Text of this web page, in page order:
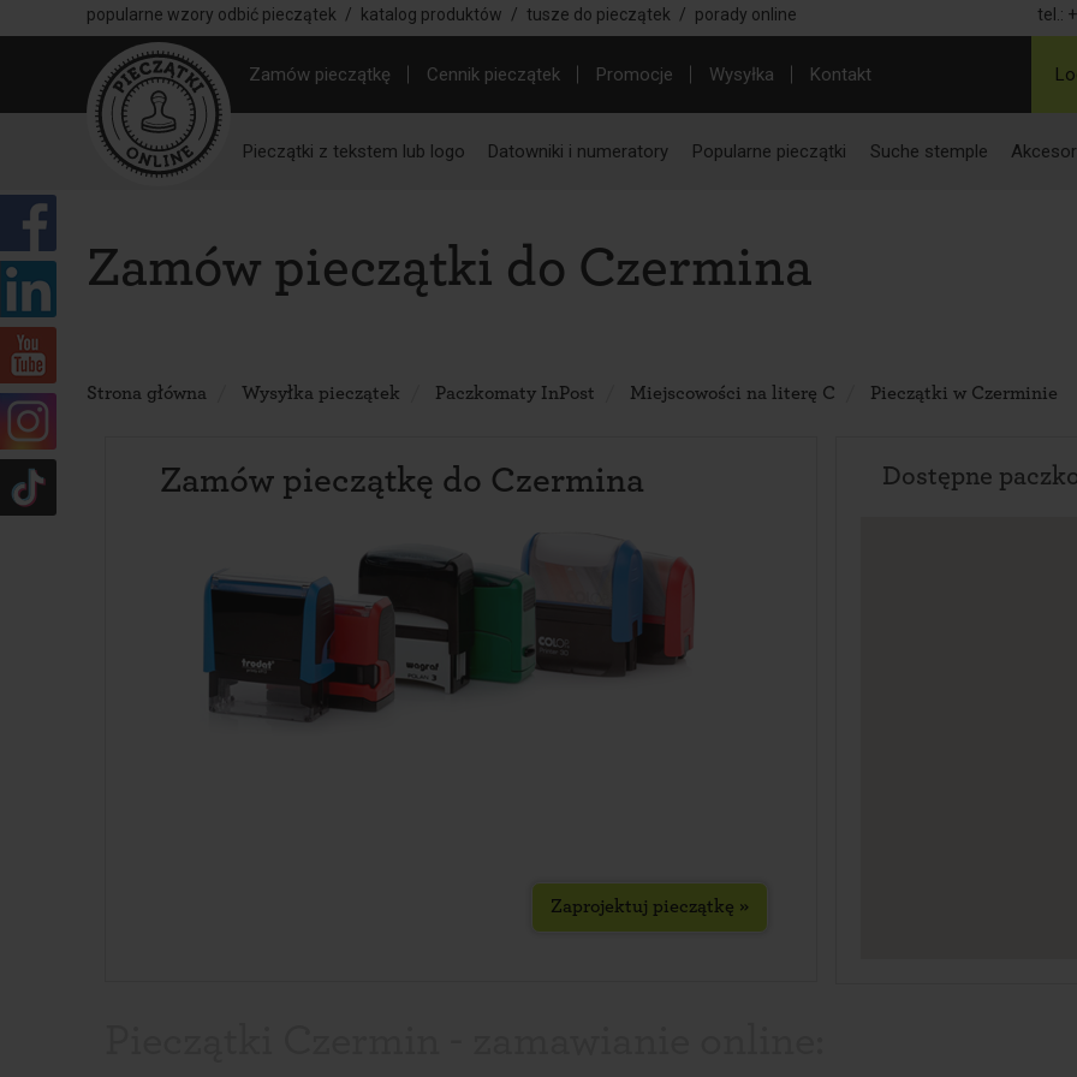
popularne wzory odbić pieczątek / katalog produktów / tusze do pieczątek / porady online tel.:
Zamów pieczątkę Cennik pieczątek Promocje Wysyłka Kontakt
Pieczątki z tekstem lub logo Datowniki i numeratory Popularne pieczątki Suche stemple
Zamów pieczątki do Czermina
Strona główna Wysyłka pieczątek Paczkomaty InPost Miejscowości na literę C Pieczątki w Czerminie
Zamów pieczątkę do Czermina
Zaprojektuj pieczątkę »
Dostępne